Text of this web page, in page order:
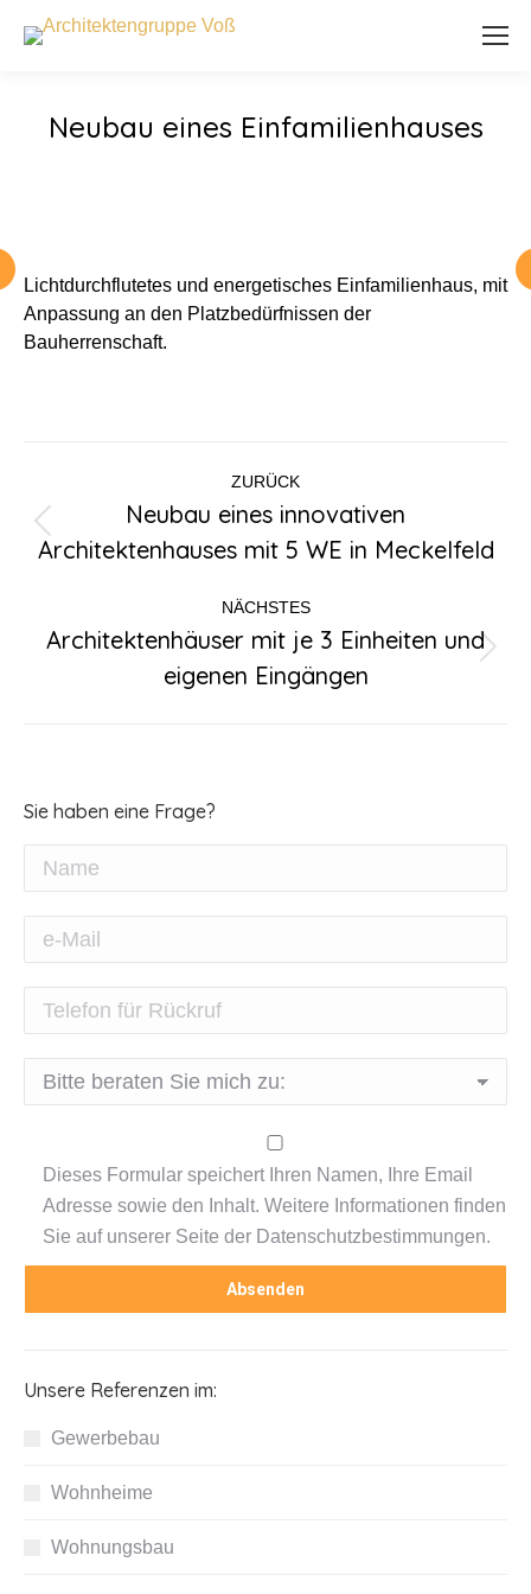
Neubau eines Einfamilienhauses
Lichtdurchflutetes und energetisches Einfamilienhaus, mit
Anpassung an den Platzbedürfnissen der
Bauherrenschaft.
Kommentarnavigation
ZURÜCK
Beitrag:
Neubau eines innovativen
Architektenhauses mit 5 WE in Meckelfeld
NÄCHSTES
Nächster
Beitrag:
Architektenhäuser mit je 3 Einheiten und
eigenen Eingängen
Sie haben eine Frage?
Dieses Formular speichert Ihren Namen, Ihre Email
Adresse sowie den Inhalt. Weitere Informationen finden
Sie auf unserer Seite der Datenschutzbestimmungen.
Unsere Referenzen im:
Gewerbebau
Wohnheime
Wohnungsbau